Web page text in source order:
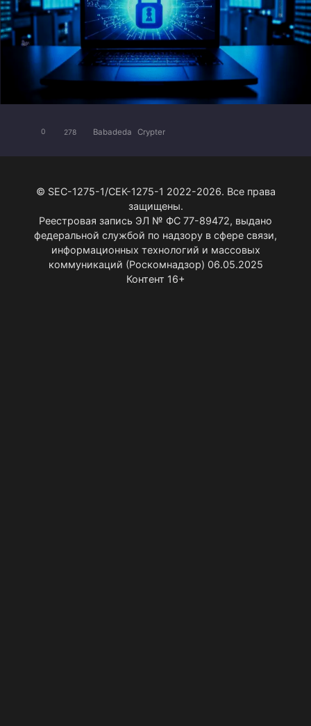
0 278 Babadeda Crypter
© SEC-1275-1/СЕК-1275-1 2022-2026. Все права
защищены.
Реестровая запись ЭЛ № ФС 77-89472, выдано
федеральной службой по надзору в сфере связи,
информационных технологий и массовых
коммуникаций (Роскомнадзор) 06.05.2025
Контент 16+